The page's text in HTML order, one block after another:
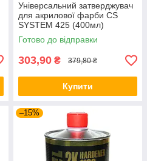
Універсальний затверджувач
для акрилової фарби CS
SYSTEM 425 (400мл)
Готово до відправки
303,90 ₴ 379,80 ₴
Купити
–15%